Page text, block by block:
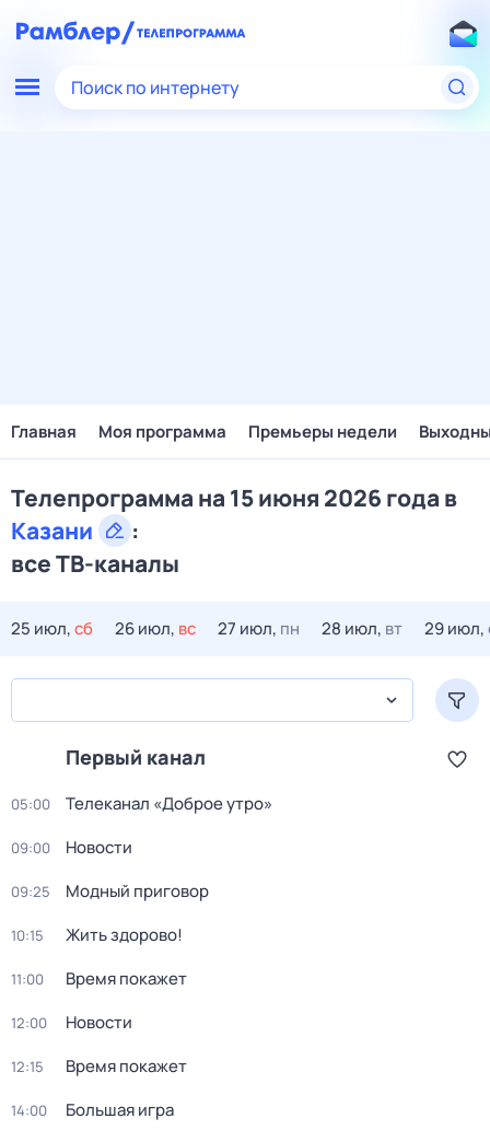
Поиск по интернету
Главная Моя программа Премьеры недели
Телепрограмма на 15 июня 2026 года в
Казани
:
все ТВ-каналы
25 июл,сб 26 июл, вс 27 июл, пн 28 июл, вт 29 июл,
Первый канал
05:00 Телеканал «Доброе утро»
09:00 Новости
09:25 Модный приговор
10:15 Жить здорово!
11:00 Время покажет
12:00 Новости
12:15 Время покажет
14:00 Большая игра